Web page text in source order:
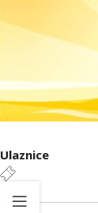
Ulaznice